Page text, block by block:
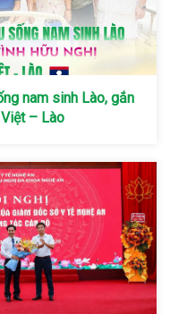
nam sinh Lào, gắn
– Lào